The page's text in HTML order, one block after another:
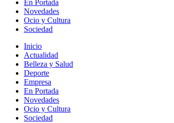
En Portada
Novedades
Ocio y Cultura
Sociedad
Inicio
Actualidad
Belleza y Salud
Deporte
Empresa
En Portada
Novedades
Ocio y Cultura
Sociedad